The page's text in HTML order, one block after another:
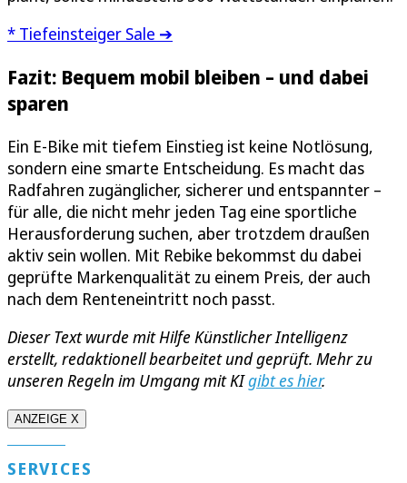
* Tiefeinsteiger Sale ➔
Fazit: Bequem mobil bleiben – und dabei
sparen
Ein E-Bike mit tiefem Einstieg ist keine Notlösung,
sondern eine smarte Entscheidung. Es macht das
Radfahren zugänglicher, sicherer und entspannter –
für alle, die nicht mehr jeden Tag eine sportliche
Herausforderung suchen, aber trotzdem draußen
aktiv sein wollen. Mit Rebike bekommst du dabei
geprüfte Markenqualität zu einem Preis, der auch
nach dem Renteneintritt noch passt.
Dieser Text wurde mit Hilfe Künstlicher Intelligenz
erstellt, redaktionell bearbeitet und geprüft. Mehr zu
unseren Regeln im Umgang mit KIgibt es hier.
ANZEIGE X
SERVICES